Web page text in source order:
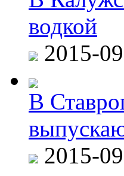
водкой
2015-
В
2015-